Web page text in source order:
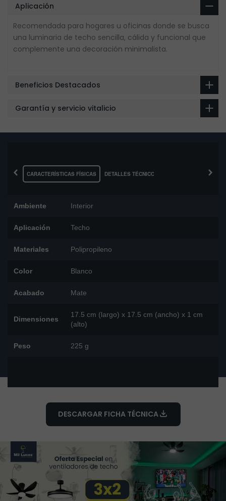
Aplicación
Recomendada para hogares u oficinas donde se busca
una luminaria de techo sencilla, cálida y funcional que
complemente una decoración minimalista.
Beneficios Destacados
Garantía y servicio vitalicio
‹ CARACTERÍSTICAS FÍSICAS DETALLES TÉCNICOS ›
Ambiente Interior
Aplicación Techo
Materiales Polipropileno
Color Blanco
Acabado Mate
Dimensiones
17.5 cm (largo) x 17.5 cm (ancho) x 1 cm
(alto)
Peso 225 g
DESCARGAR FICHA TÉCNICA